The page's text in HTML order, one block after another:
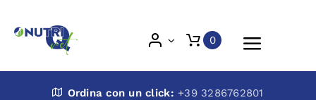
Toggle
Nutri Q Vet
0
Ordina con un click: +39 3286762801